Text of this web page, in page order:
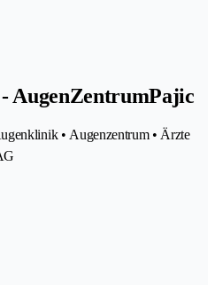
AugenZentrumPajic
• Augenzentrum • Ärzte